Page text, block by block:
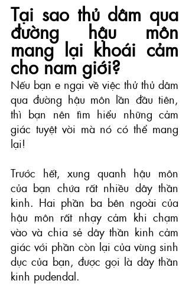
Tại sao thủ dâm qua
đường hậu môn
mang lại khoái cảm
cho nam giới?
Nếu bạn e ngại về việc thử thủ dâm
qua đường hậu môn lần đầu tiên,
thì bạn nên tìm hiểu những cảm
giác tuyệt vời mà nó có thể mang
lại!
Trước hết, xung quanh hậu môn
của bạn chứa rất nhiều dây thần
kinh. Hai phần ba bên ngoài của
hậu môn rất nhạy cảm khi chạm
vào và chia sẻ dây thần kinh cảm
giác với phần còn lại của vùng sinh
dục của bạn, được gọi là dây thần
kinh pudendal.